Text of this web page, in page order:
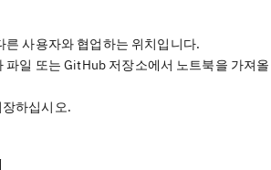
사용자와 협업하는 위치입니다.
일 또는 GitHub 저장소에서 노트북을 가져
하십시오.